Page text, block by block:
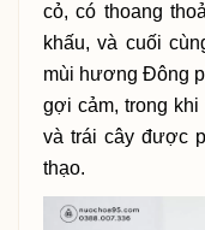
cỏ, có thoang
khấu, và cuối
mùi hương Đông
gợi cảm, trong
và trái cây được
thạo.